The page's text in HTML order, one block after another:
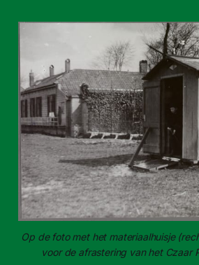
Op de foto met het materiaalhuisje
voor de afrastering van het Czaar